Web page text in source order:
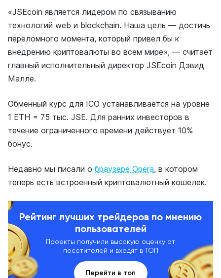
«JSEcoin является лидером по связыванию
технологий web и blockchain. Наша цель — достичь
переломного момента, который привел бы к
внедрению криптовалюты во всем мире», — считает
главный исполнительный директор JSEcoin Дэвид
Малле.
Обменный курс для ICO устанавливается на уровне
1 ETH = 75 тыс. JSE. Для ранних инвесторов в
течение ограниченного времени действует 10%
бонус.
Недавно мы писали о браузере Opera, в котором
теперь есть встроенный криптовалютный кошелек.
Рейтинг лучших трейдеров по мнению
пользователей
Проекты получили высокую оценку от
посетителей и входят в ТОП
Перейти в топ